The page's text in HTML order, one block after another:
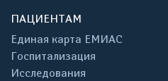
ПАЦИЕНТАМ
Единая карта ЕМИАС
Госпитализация
Исследования